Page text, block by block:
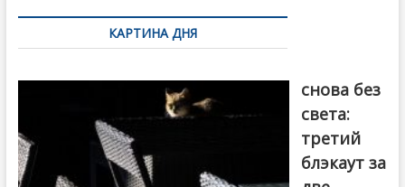
по
записямКАРТИНА ДНЯ
снова без
света:
третий
блэкаут за